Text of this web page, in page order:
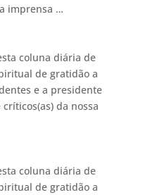
imprensa …
coluna diária de
de gratidão a
e a presidente
da nossa
coluna diária de
de gratidão a